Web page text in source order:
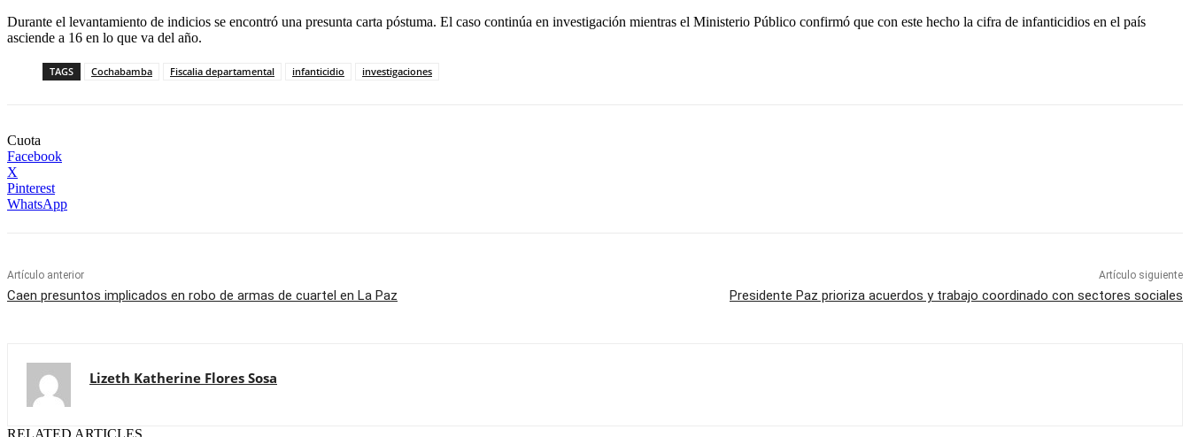
Durante el levantamiento de indicios se encontró una presunta carta póstuma. El caso continúa en investigación mientras el Ministerio Público confirmó que con este hecho la cifra de infanticidios en el país
asciende a 16 en lo que va del año.
TAGS Cochabamba Fiscalia departamental infanticidio investigaciones
Cuota
Facebook
X
Pinterest
WhatsApp
Artículo anterior
Caen presuntos implicados en robo de armas de cuartel en La Paz
Artículo siguiente
Presidente Paz prioriza acuerdos y trabajo coordinado con sectores sociales
Lizeth Katherine Flores Sosa
RELATED ARTICLES